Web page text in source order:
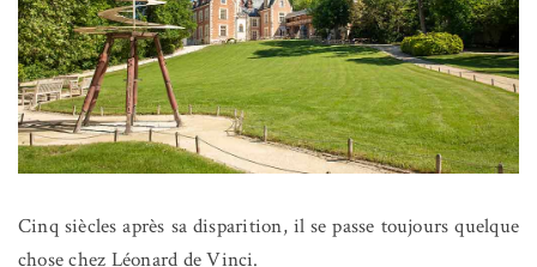
Cinq siècles après sa disparition, il se passe toujours quelque
chose chez Léonard de Vinci.